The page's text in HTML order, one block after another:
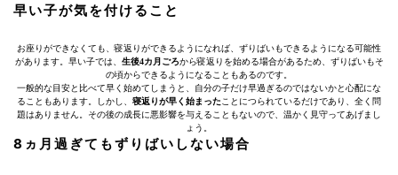
早い子が気を付けること
お座りができなくても、寝返りができるようになれば、ずりばいもできるようになる可能性
があります。早い子では、 生後4カ月ごろから寝返りを始める場合があるため、ずりばいもそ
の頃からできるようになることもあるのです。
一般的な目安と比べて早く始めてしまうと、自分の子だけ早過ぎるのではないかと心配にな
ることもあります。しかし、 寝返りが早く始まった ことにつられているだけであり、全く問
題はありません。その後の成長に悪影響を与えることもないので、温かく見守ってあげまし
ょう。
8ヵ月過ぎてもずりばいしない場合